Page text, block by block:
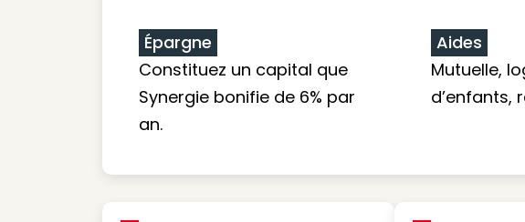
Épargne
Constituez un capital que
Synergie bonifie de 6% par
an.
Aides
Mutuelle,
d’enfants,